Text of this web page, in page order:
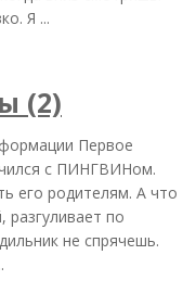
Я ...
(2)
Первое
с ПИНГВИНом.
его родителям. А что
разгуливает по
не спрячешь.